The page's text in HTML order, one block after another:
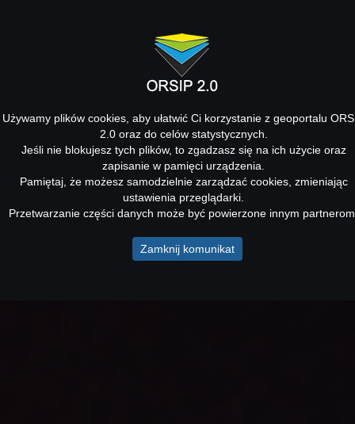
Używamy plików cookies, aby ułatwić Ci korzystanie z geoportalu
2.0 oraz do celów statystycznych.
Jeśli nie blokujesz tych plików, to zgadzasz się na ich użycie oraz
zapisanie w pamięci urządzenia.
Pamiętaj, że możesz samodzielnie zarządzać cookies, zmieniając
ustawienia przeglądarki.
Przetwarzanie części danych może być powierzone innym
Zamknij komunikat